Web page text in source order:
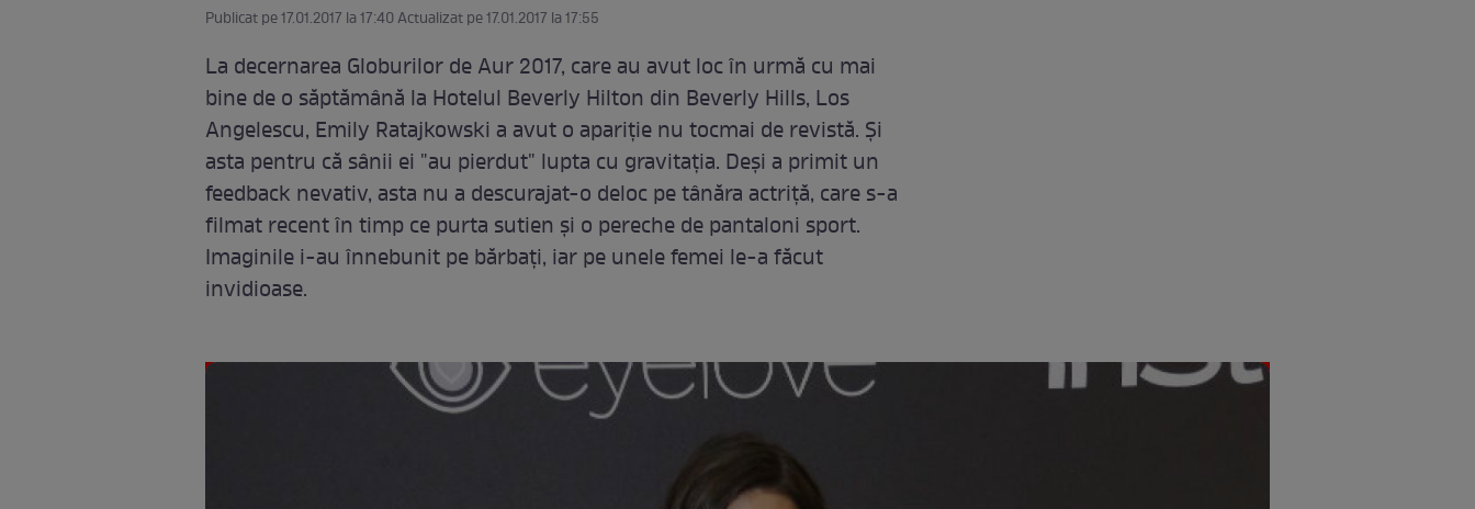
Publicat pe 17.01.2017 la 17:40 Actualizat pe 17.01.2017 la 17:55
La decernarea Globurilor de Aur 2017, care au avut loc în urmă cu mai
bine de o săptămână la Hotelul Beverly Hilton din Beverly Hills, Los
Angelescu, Emily Ratajkowski a avut o apariţie nu tocmai de revistă. Şi
asta pentru că sânii ei "au pierdut" lupta cu gravitaţia. Deşi a primit un
feedback nevativ, asta nu a descurajat-o deloc pe tânăra actriţă, care s-a
filmat recent în timp ce purta sutien şi o pereche de pantaloni sport.
Imaginile i-au înnebunit pe bărbaţi, iar pe unele femei le-a făcut
invidioase.